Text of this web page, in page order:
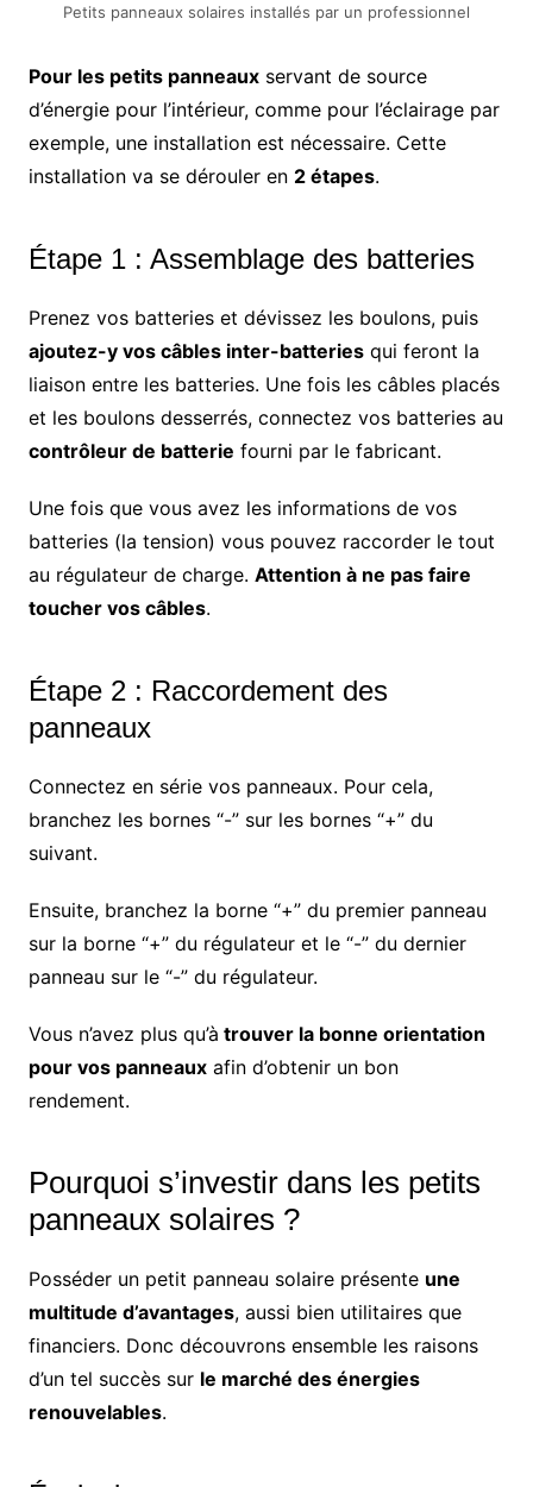
Petits panneaux solaires installés par un professionnel
Pour les petits panneauxservant de source
d’énergie pour l’intérieur, comme pour l’éclairage par
exemple, une installation est nécessaire. Cette
installation va se dérouler en 2 étapes.
Étape 1 : Assemblage des batteries
Prenez vos batteries et dévissez les boulons, puis
ajoutez-y vos câbles inter-batteriesqui feront la
liaison entre les batteries. Une fois les câbles placés
et les boulons desserrés, connectez vos batteries au
contrôleur de batterie fourni par le fabricant.
Une fois que vous avez les informations de vos
batteries (la tension) vous pouvez raccorder le tout
au régulateur de charge. Attention à ne pas faire
toucher vos câbles.
Étape 2 : Raccordement des
panneaux
Connectez en série vos panneaux. Pour cela,
branchez les bornes “-” sur les bornes “+” du
suivant.
Ensuite, branchez la borne “+” du premier panneau
sur la borne “+” du régulateur et le “-” du dernier
panneau sur le “-” du régulateur.
Vous n’avez plus qu’à trouver la bonne orientation
pour vos panneauxafin d’obtenir un bon
rendement.
Pourquoi s’investir dans les petits
panneaux solaires ?
Posséder un petit panneau solaire présente une
multitude d’avantages, aussi bien utilitaires que
financiers. Donc découvrons ensemble les raisons
d’un tel succès sur le marché des énergies
renouvelables.